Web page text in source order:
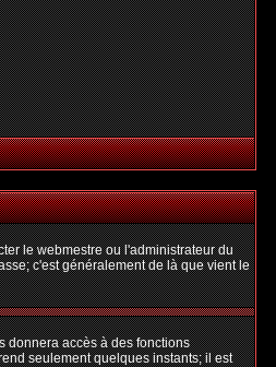
le webmestre ou l'administrateur du
c'est généralement de là que vient le
donnera accès à des fonctions
seulement quelques instants; il est